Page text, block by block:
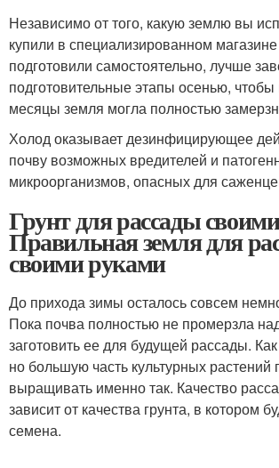
Независимо от того, какую землю вы
купили в специализированном
подготовили самостоятельно, лучше
подготовительные этапы осенью,
месяцы земля могла полностью
Холод оказывает дезинфицирующее
почву возможных вредителей и
микроорганизмов, опасных для
Грунт для рассады
Правильная земля для
своими руками
До прихода зимы осталось совсем
Пока почва полностью не промерзла
заготовить ее для будущей рассады.
но большую часть культурных растений
выращивать именно так. Качество
зависит от качества грунта, в котором
семена.